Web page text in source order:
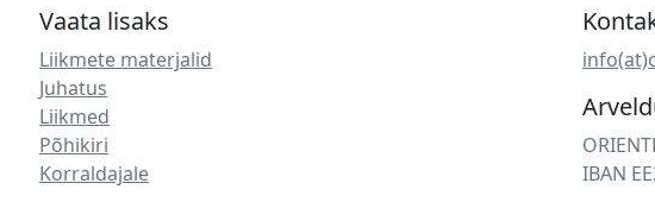
Vaata lisaks
Liikmete materjalid
Juhatus
Liikmed
Põhikiri
Korraldajale
IBAN